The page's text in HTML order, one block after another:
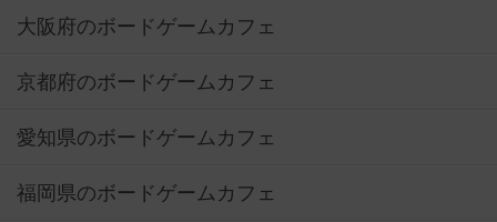
大阪府のボードゲームカフェ
京都府のボードゲームカフェ
愛知県のボードゲームカフェ
福岡県のボードゲームカフェ